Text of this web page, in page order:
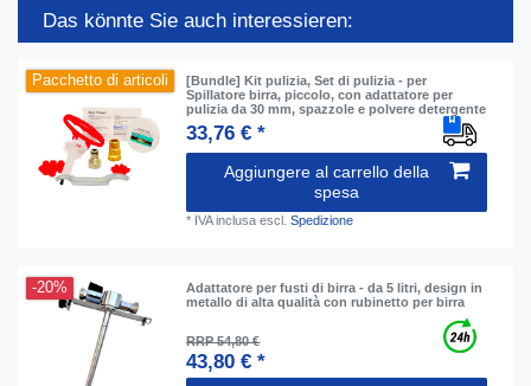
Das könnte Sie auch interessieren:
Pacchetto di articoli
[Bundle] Kit pulizia, Set di pulizia - per
Spillatore birra, piccolo, con adattatore per
pulizia da 30 mm, spazzole e polvere detergente
33,76 € *
Aggiungere al carrello della
spesa
* IVA inclusa escl.Spedizione
-20%
Аdattatore per fusti di birra - da 5 litri, design in
metallo di alta qualità con rubinetto per birra
RRP 54,80 €
43,80 € *